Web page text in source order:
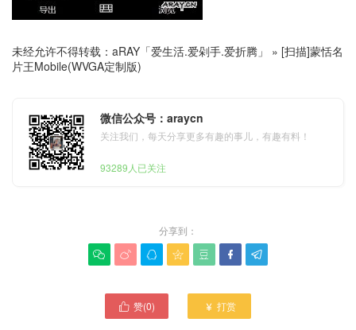
未经允许不得转载： aRAY「爱生活.爱剁手.爱折腾」 » [扫描]蒙恬名
片王Mobile(WVGA定制版)
微信公众号：araycn
关注我们，每天分享更多有趣的事儿，有趣有料！
93289人已关注
分享到：
      
 赞(0)  打赏